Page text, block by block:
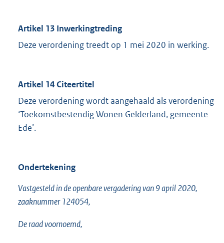
Artikel 13 Inwerkingtreding
Deze verordening treedt op 1 mei 2020 in werking.
Artikel 14 Citeertitel
Deze verordening wordt aangehaald als verordening
‘Toekomstbestendig Wonen Gelderland, gemeente
Ede’.
Ondertekening
Vastgesteld in de openbare vergadering van 9 april 2020,
zaaknummer 124054,
De raad voornoemd,